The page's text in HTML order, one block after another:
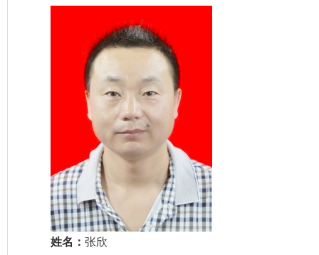
姓名： 张欣